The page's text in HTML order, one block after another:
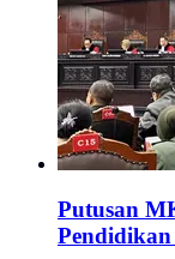
Putusan